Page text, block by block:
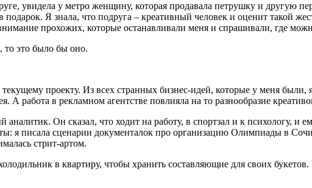
увидела у метро женщину, которая продавала петрушку и другую
подарок. Я знала, что подруга – креативный человек и оценит такой
прохожих, которые останавливали меня и спрашивали, где
то это было бы оно.
проекту. Из всех странных бизнес-идей, которые у меня были,
А работа в рекламном агентстве повлияла на то разнообразие
Он сказал, что ходит на работу, в спортзал и к психологу, и
я писала сценарии документалок про организацию Олимпиады в
стрит-артом.
в квартиру, чтобы хранить составляющие для своих